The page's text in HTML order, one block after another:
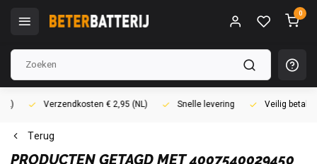
0
Verzendkosten € 2,95 (NL) Snelle levering Veilig betalen
Terug
PRODUCTEN GETAGD MET 4007540029450